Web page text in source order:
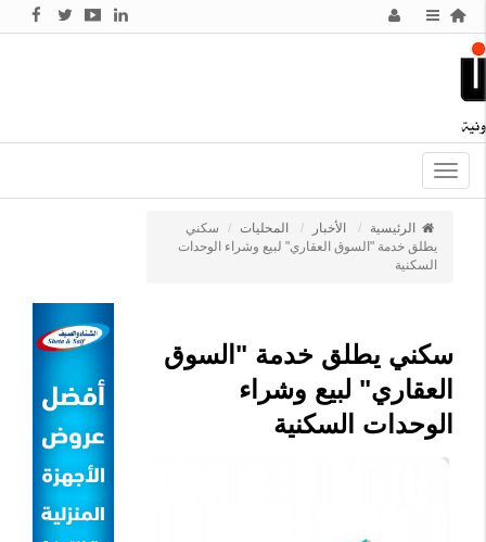
Toggle
navigation
الرئيسية الأخبار المحليات
سكني
يطلق خدمة "السوق العقاري" لبيع وشراء الوحدات
السكنية
سكني يطلق خدمة "السوق
العقاري" لبيع وشراء
الوحدات السكنية